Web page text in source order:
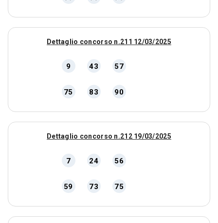
Dettaglio concorso n.211 12/03/2025
9 43 57
75 83 90
Dettaglio concorso n.212 19/03/2025
7 24 56
59 73 75